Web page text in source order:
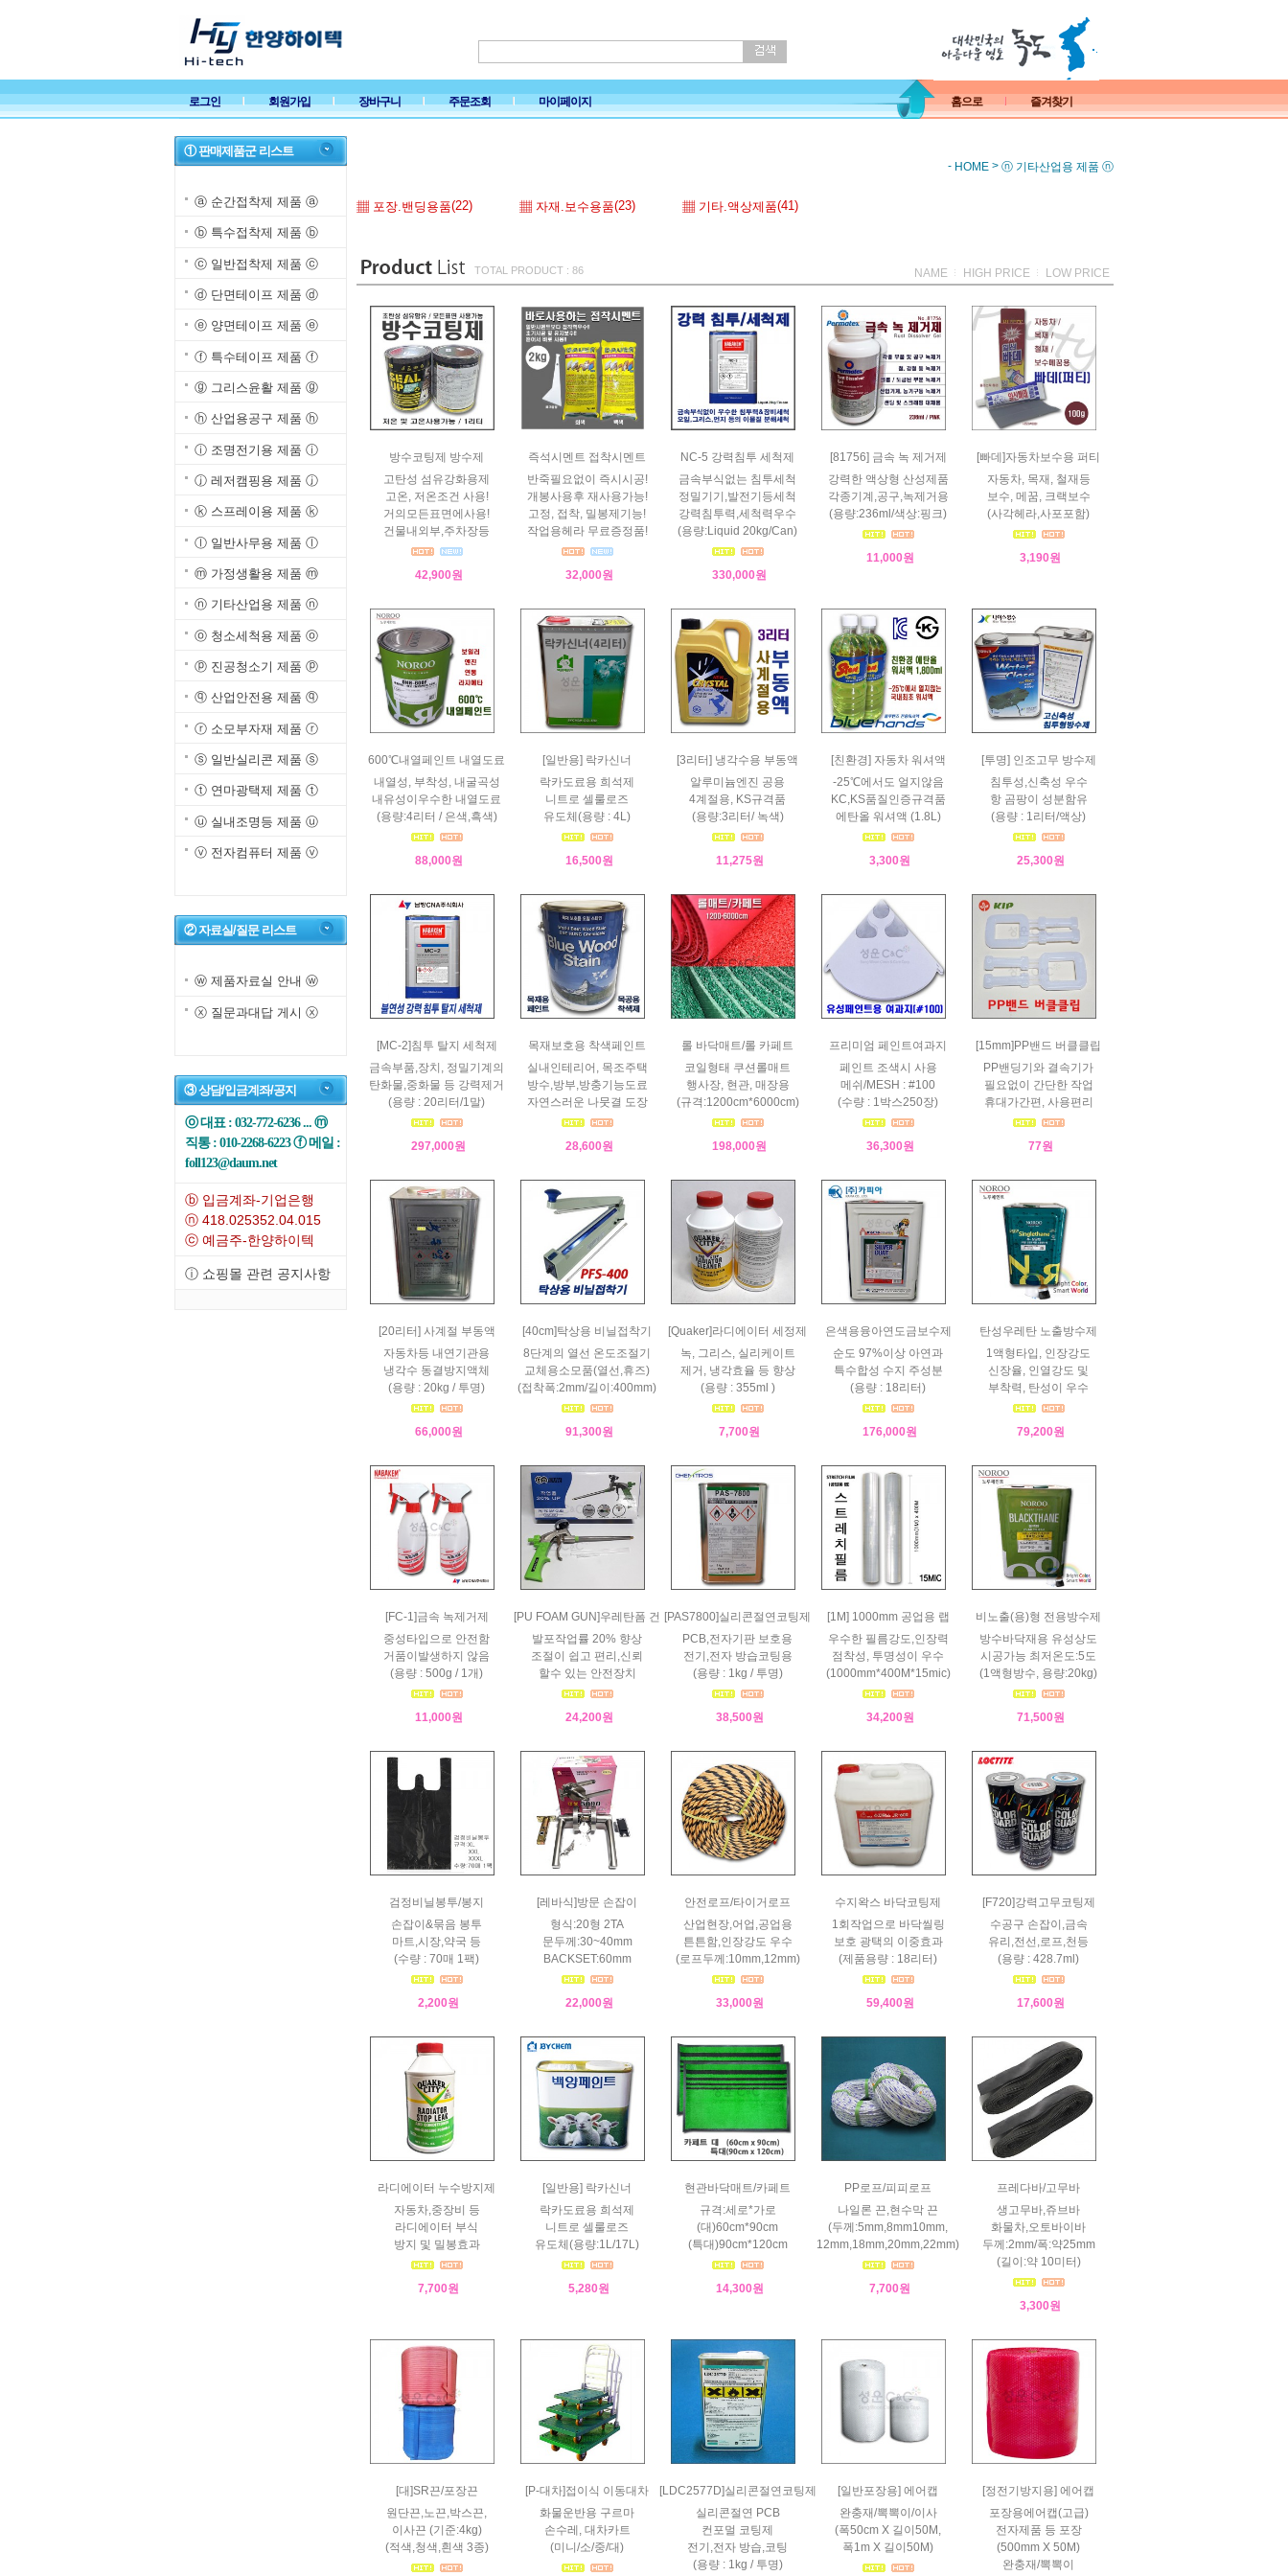
로그인 회원가입 장바구니 주문조회 마이페이지 홈으로 즐겨찾기
① 판매제품군 리스트
ⓐ 순간접착제 제품 ⓐ
ⓑ 특수접착제 제품 ⓑ
ⓒ 일반접착제 제품 ⓒ
ⓓ 단면테이프 제품 ⓓ
ⓔ 양면테이프 제품 ⓔ
ⓕ 특수테이프 제품 ⓕ
ⓖ 그리스윤활 제품 ⓖ
ⓗ 산업용공구 제품 ⓗ
ⓘ 조명전기용 제품 ⓘ
ⓙ 레저캠핑용 제품 ⓙ
ⓚ 스프레이용 제품 ⓚ
ⓛ 일반사무용 제품 ⓛ
ⓜ 가정생활용 제품 ⓜ
ⓝ 기타산업용 제품 ⓝ
ⓞ 청소세척용 제품 ⓞ
ⓟ 진공청소기 제품 ⓟ
ⓠ 산업안전용 제품 ⓠ
ⓡ 소모부자재 제품 ⓡ
ⓢ 일반실리콘 제품 ⓢ
ⓣ 연마광택제 제품 ⓣ
ⓤ 실내조명등 제품 ⓤ
ⓥ 전자컴퓨터 제품 ⓥ
② 자료실/질문 리스트
ⓦ 제품자료실 안내 ⓦ
ⓧ 질문과대답 게시 ⓧ
③ 상담/입금계좌/공지
ⓞ 대표 : 032-772-6236 ... ⓜ
직통 : 010-2268-6223 ⓕ 메일 :
foll123@daum.net
ⓑ 입금계좌-기업은행
ⓝ 418.025352.04.015
ⓒ 예금주-한양하이텍
ⓘ 쇼핑몰 관련 공지사항
- HOME > ⓝ 기타산업용 제품 ⓝ
▦ 포장.밴딩용품(22) ▦ 자재.보수용품(23) ▦ 기타.액상제품(41)
TOTAL PRODUCT : 86 NAME HIGH PRICE LOW PRICE
방수코팅제 방수제
고탄성 섬유강화용제
고온, 저온조건 사용!
거의모든표면에사용!
건물내외부,주차장등
42,900원
즉석시멘트 접착시멘트
반죽필요없이 즉시시공!
개봉사용후 재사용가능!
고정, 접착, 밀봉제기능!
작업용헤라 무료증정품!
32,000원
NC-5 강력침투 세척제
금속부식없는 침투세척
정밀기기,발전기등세척
강력침투력,세척력우수
(용량:Liquid 20kg/Can)
330,000원
[81756] 금속 녹 제거제
강력한 액상형 산성제품
각종기계,공구,녹제거용
(용량:236ml/색상:핑크)
11,000원
[빠데]자동차보수용 퍼티
자동차, 목재, 철재등
보수, 메꿈, 크랙보수
(사각헤라,사포포함)
3,190원
600℃내열페인트 내열도료
내열성, 부착성, 내굴곡성
내유성이우수한 내열도료
(용량:4리터 / 은색,흑색)
88,000원
[일반용] 락카신너
락카도료용 희석제
니트로 셀룰로즈
유도체(용량 : 4L)
16,500원
[3리터] 냉각수용 부동액
알루미늄엔진 공용
4계절용, KS규격품
(용량:3리터/ 녹색)
11,275원
[친환경] 자동차 워셔액
-25℃에서도 얼지않음
KC,KS품질인증규격품
에탄올 워셔액 (1.8L)
3,300원
[투명] 인조고무 방수제
침투성,신축성 우수
항 곰팡이 성분함유
(용량 : 1리터/액상)
25,300원
[MC-2]침투 탈지 세척제
금속부품,장치, 정밀기계의
탄화물,중화물 등 강력제거
(용량 : 20리터/1말)
297,000원
목재보호용 착색페인트
실내인테리어, 목조주택
방수,방부,방충기능도료
자연스러운 나뭇결 도장
28,600원
롤 바닥매트/롤 카페트
코일형태 쿠션롤매트
행사장, 현관, 매장용
(규격:1200cm*6000cm)
198,000원
프리미엄 페인트여과지
페인트 조색시 사용
메쉬/MESH : #100
(수량 : 1박스250장)
36,300원
[15mm]PP밴드 버클클립
PP밴딩기와 결속기가
필요없이 간단한 작업
휴대가간편, 사용편리
77원
[20리터] 사계절 부동액
자동차등 내연기관용
냉각수 동결방지액체
(용량 : 20kg / 투명)
66,000원
[40cm]탁상용 비닐접착기
8단계의 열선 온도조절기
교체용소모품(열선,휴즈)
(접착폭:2mm/길이:400mm)
91,300원
[Quaker]라디에이터 세정제
녹, 그리스, 실리케이트
제거, 냉각효율 등 향상
(용량 : 355ml )
7,700원
은색용융아연도금보수제
순도 97%이상 아연과
특수합성 수지 주성분
(용량 : 18리터)
176,000원
탄성우레탄 노출방수제
1액형타입, 인장강도
신장율, 인열강도 및
부착력, 탄성이 우수
79,200원
[FC-1]금속 녹제거제
중성타입으로 안전함
거품이발생하지 않음
(용량 : 500g / 1개)
11,000원
[PU FOAM GUN]우레탄폼 건
발포작업률 20% 향상
조절이 쉽고 편리,신뢰
할수 있는 안전장치
24,200원
[PAS7800]실리콘절연코팅제
PCB,전자기판 보호용
전기,전자 방습코팅용
(용량 : 1kg / 투명)
38,500원
[1M] 1000mm 공업용 랩
우수한 필름강도,인장력
점착성, 투명성이 우수
(1000mm*400M*15mic)
34,200원
비노출(용)형 전용방수제
방수바닥재용 유성상도
시공가능 최저온도:5도
(1액형방수, 용량:20kg)
71,500원
검정비닐봉투/봉지
손잡이&묶음 봉투
마트,시장,약국 등
(수량 : 70매 1팩)
2,200원
[레바식]방문 손잡이
형식:20형 2TA
문두께:30~40mm
BACKSET:60mm
22,000원
안전로프/타이거로프
산업현장,어업,공업용
튼튼함,인장강도 우수
(로프두께:10mm,12mm)
33,000원
수지왁스 바닥코팅제
1회작업으로 바닥씰링
보호 광택의 이중효과
(제품용량 : 18리터)
59,400원
[F720]강력고무코팅제
수공구 손잡이,금속
유리,전선,로프,천등
(용량 : 428.7ml)
17,600원
라디에이터 누수방지제
자동차,중장비 등
라디에이터 부식
방지 및 밀봉효과
7,700원
[일반용] 락카신너
락카도료용 희석제
니트로 셀룰로즈
유도체(용량:1L/17L)
5,280원
현관바닥매트/카페트
규격:세로*가로
(대)60cm*90cm
(특대)90cm*120cm
14,300원
PP로프/피피로프
나일론 끈,현수막 끈
(두께:5mm,8mm10mm,
12mm,18mm,20mm,22mm)
7,700원
프레다바/고무바
생고무바,쥬브바
화물차,오토바이바
두께:2mm/폭:약25mm
(길이:약 10미터)
3,300원
[대]SR끈/포장끈
원단끈,노끈,박스끈,
이사끈 (기준:4kg)
(적색,청색,흰색 3종)
[P-대차]접이식 이동대차
화물운반용 구르마
손수레, 대차카트
(미니/소/중/대)
[LDC2577D]실리콘절연코팅제
실리콘절연 PCB
컨포멀 코팅제
전기,전자 방습,코팅
(용량 : 1kg / 투명)
[일반포장용] 에어캡
완충재/뽁뽁이/이사
(폭50cm X 길이50M,
폭1m X 길이50M)
[정전기방지용] 에어캡
포장용에어캡(고급)
전자제품 등 포장
(500mm X 50M)
완충재/뽁뽁이